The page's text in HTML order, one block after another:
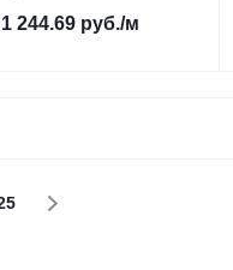
1 244.69 руб./м